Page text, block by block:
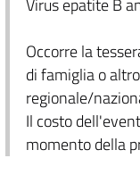
Virus epatite B
Occorre la
di famiglia o
regionale/
Il costo
momento della